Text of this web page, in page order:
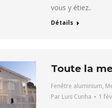
vous y étiez..
Détails
Toute la
Fenêtre aluminium,
Par Luis Cunha 1